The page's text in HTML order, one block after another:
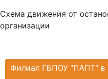
Схема движения от
организации
Филиал ГБПОУ "ПАПТ" в